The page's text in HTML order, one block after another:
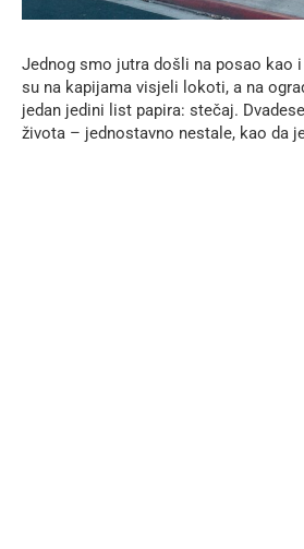
Jednog smo jutra došli na posao kao
su na kapijama visjeli lokoti, a na
jedan jedini list papira: stečaj.
života – jednostavno nestale, kao da